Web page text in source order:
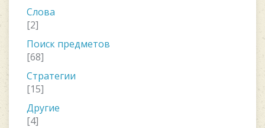
Слова
[2]
Поиск предметов
[68]
Стратегии
[15]
Другие
[4]